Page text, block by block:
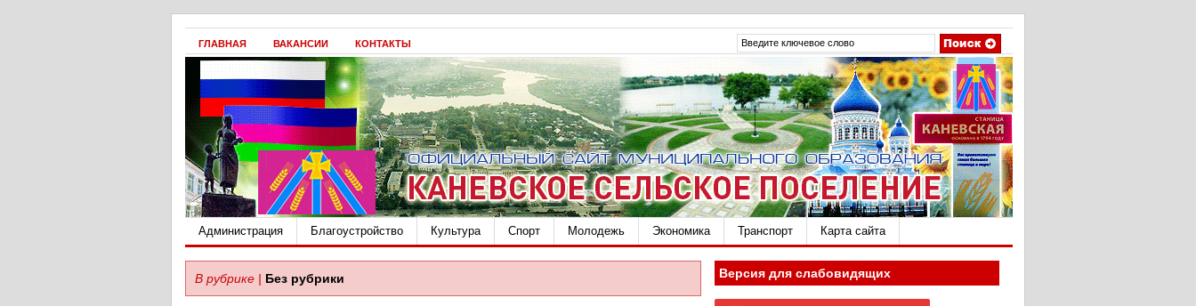
ГЛАВНАЯ ВАКАНСИИ КОНТАКТЫ
Администрация Благоустройство Культура Спорт Молодежь Экономика Транспорт Карта сайта
В рубрике | Без рубрики Версия для слабовидящих